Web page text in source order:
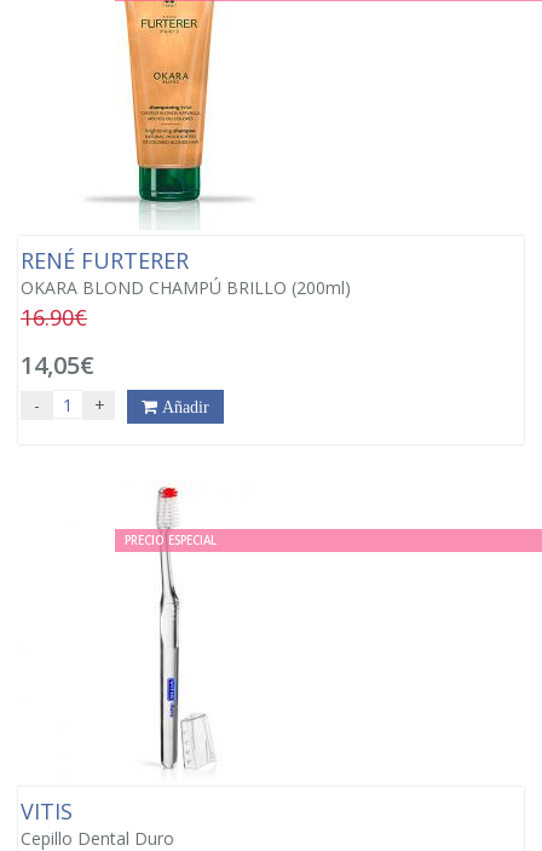
RENÉ FURTERER
OKARA BLOND CHAMPÚ BRILLO (200ml)
16.90€
14,05€
- + Añadir
PRECIO ESPECIAL
VITIS
Cepillo Dental Duro